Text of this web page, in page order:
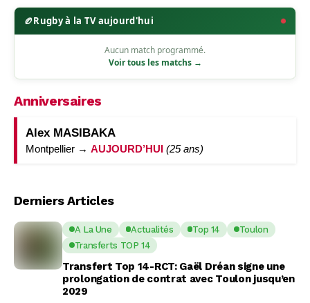
🏉Rugby à la TV aujourd'hui
Aucun match programmé.
Voir tous les matchs →
Anniversaires
Alex MASIBAKA
Montpellier → AUJOURD’HUI (25 ans)
Derniers Articles
A La Une Actualités Top 14
Toulon
Transferts TOP 14
Transfert Top 14-RCT: Gaël Dréan signe une
prolongation de contrat avec Toulon jusqu’en
2029